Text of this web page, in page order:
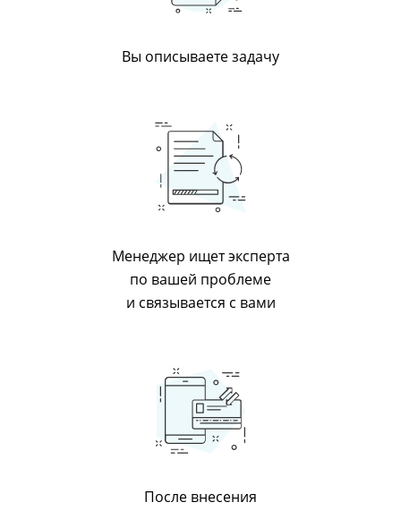
Вы описываете задачу
Менеджер ищет эксперта
по вашей проблеме
и связывается с вами
После внесения